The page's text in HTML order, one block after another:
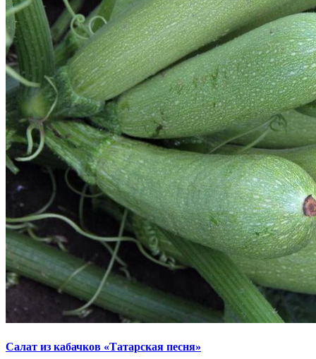
Салат из кабачков «Татарская песня»